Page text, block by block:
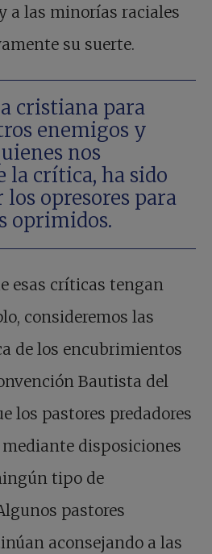
a las minorías raciales
su suerte.
cristiana para
enemigos y
nos
la crítica, ha sido
opresores para
oprimidos.
esas críticas tengan
consideremos las
de los encubrimientos
Bautista del
los pastores predadores
disposiciones
tipo de
pastores
aconsejando a las